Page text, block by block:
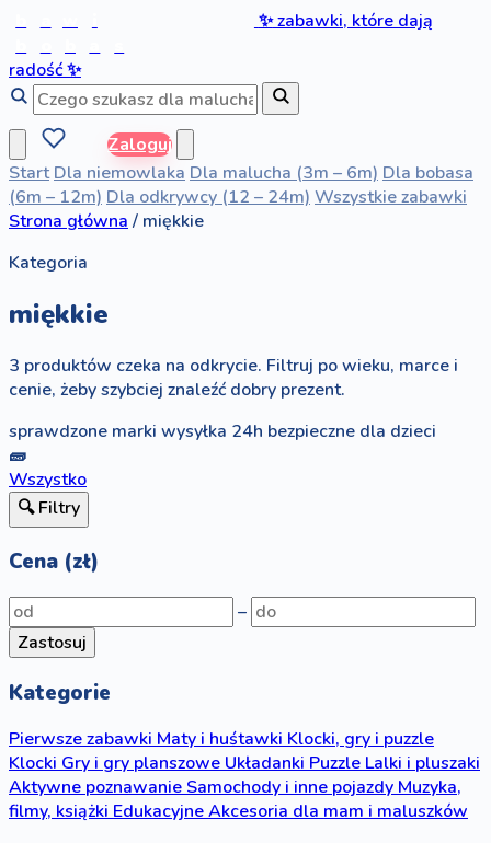
✨zabawki, które dają
radość✨
Zaloguj
Start Dla niemowlaka Dla malucha (3m – 6m) Dla bobasa
(6m – 12m) Dla odkrywcy (12 – 24m) Wszystkie zabawki
Strona główna / miękkie
Kategoria
miękkie
3 produktów czeka na odkrycie. Filtruj po wieku, marce i
cenie, żeby szybciej znaleźć dobry prezent.
sprawdzone marki wysyłka 24h bezpieczne dla dzieci
🧱
Wszystko
🔍 Filtry
Cena (zł)
–
Zastosuj
Kategorie
Pierwsze zabawkiMaty i huśtawkiKlocki, gry i puzzle
KlockiGry i gry planszoweUkładankiPuzzleLalki i pluszaki
Aktywne poznawanieSamochody i inne pojazdyMuzyka,
filmy, książkiEdukacyjneAkcesoria dla mam i maluszków